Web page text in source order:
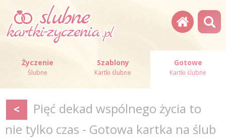
Życzenie
Ślubne
Szablony
Kartki ślubne
Gotowe
Kartki ślubne
<
Pięć dekad wspólnego życia to
nie tylko czas - Gotowa kartka na ślub